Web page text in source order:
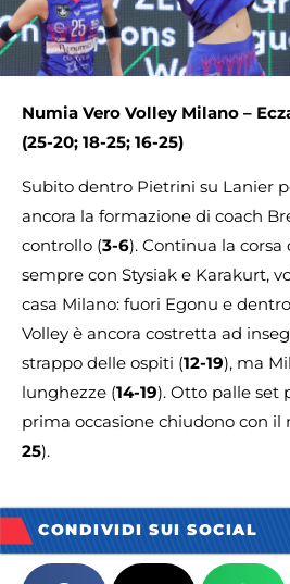
Numia Vero Volley Milano –
(25-20; 18-25; 16-25)
Subito dentro Pietrini su Lanier
ancora la formazione di coach
controllo (3-6). Continua la corsa
sempre con Stysiak e Karakurt,
casa Milano: fuori Egonu e
Volley è ancora costretta ad
strappo delle ospiti (12-19), ma
lunghezze (14-19). Otto palle set
prima occasione chiudono con il
25).
CONDIVIDI SUI SOCIAL